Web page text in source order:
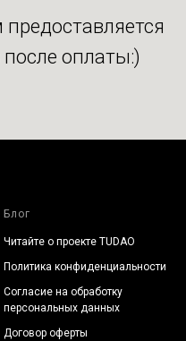
после оплаты:)
Блог
Читайте о проекте TUDAO
Политика конфиденциальности
Согласие на обработку
персональных данных
Договор оферты